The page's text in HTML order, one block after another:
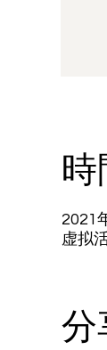
2021
虚拟
分